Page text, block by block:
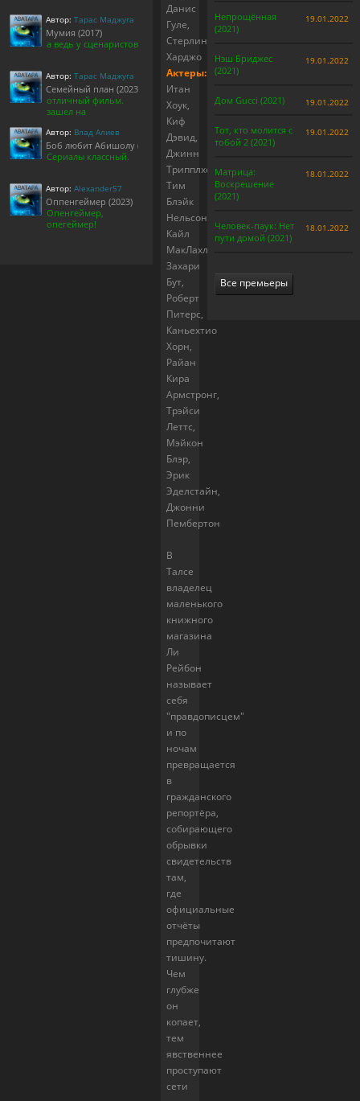
Данис
Гуле,
Стерлин
Харджо
Актеры:
Итан
Хоук,
Киф
Дэвид,
Джинн
Трипплхорн,
Тим
Блэйк
Нельсон,
Кайл
МакЛахлен,
Захари
Бут,
Роберт
Питерс,
Каньехтио
Хорн,
Райан
Кира
Армстронг,
Трэйси
Леттс,
Мэйкон
Блэр,
Эрик
Эделстайн,
Джонни
Пембертон
В
Талсе
владелец
маленького
книжного
магазина
Ли
Рейбон
называет
себя
"правдописцем"
и по
ночам
превращается
в
гражданского
репортёра,
собирающего
обрывки
свидетельств
там,
где
официальные
отчёты
предпочитают
тишину.
Чем
глубже
он
копает,
тем
явственнее
проступают
сети
Автор: Тарас Маджуга
Мумия (2017)
а ведь у сценаристов
Автор: Тарас Маджуга
Семейный план (2023)
отличный фильм.
зашел на
Автор: Влад Алиев
Боб любит Абишолу (1-5 сезон)
Сериалы классный.
Автор: Alexander57
Оппенгеймер (2023)
Опенгеймер,
опегеймер!
Непрощённая
(2021)
19.01.2022
Нэш Бриджес
(2021)
19.01.2022
Дом Gucci (2021) 19.01.2022
Тот, кто молится с
тобой 2 (2021)
19.01.2022
Матрица:
Воскрешение
(2021)
18.01.2022
Человек-паук: Нет
пути домой (2021)
18.01.2022
Все премьеры